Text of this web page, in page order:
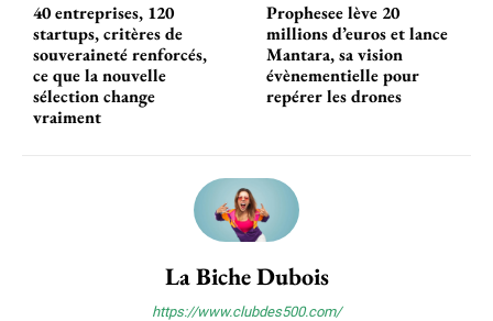
40 entreprises, 120
startups, critères de
souveraineté renforcés,
ce que la nouvelle
sélection change
vraiment
Prophesee lève 20
millions d’euros et lance
Mantara, sa vision
évènementielle pour
repérer les drones
La Biche Dubois
https://www.clubdes500.com/